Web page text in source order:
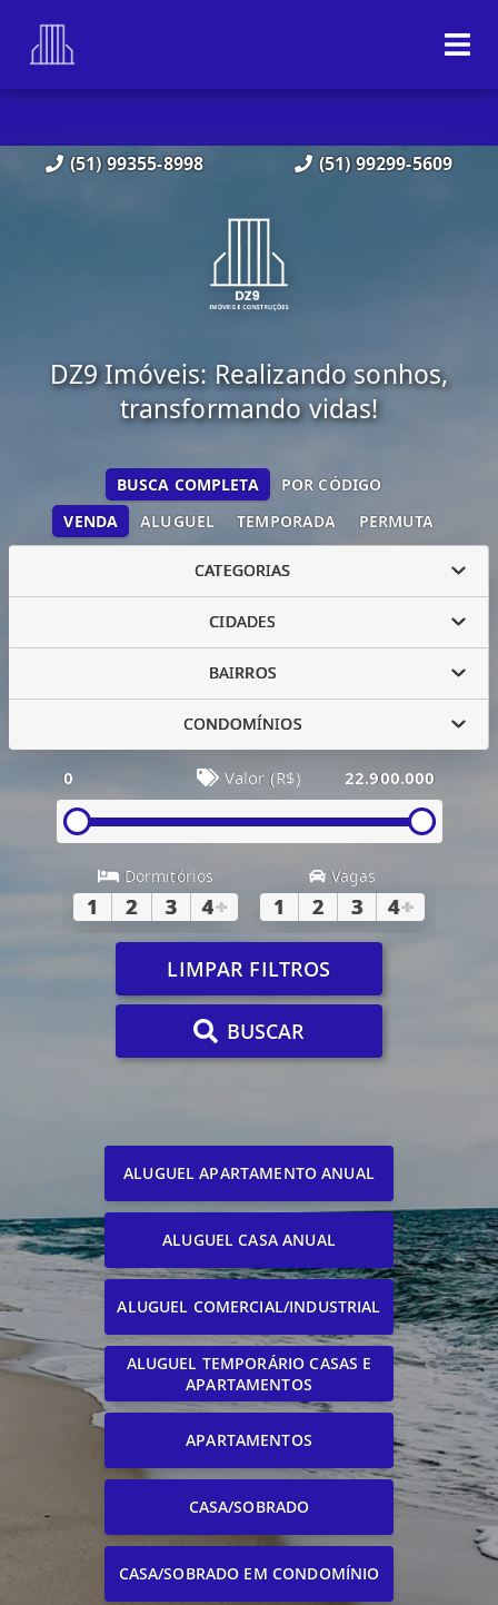
(51) 99355-8998 (51) 99299-5609
DZ9 Imóveis: Realizando sonhos,
transformando vidas!
VENDA ALUGUEL TEMPORADA PERMUTA
BUSCA COMPLETA POR CÓDIGO
CATEGORIAS
CIDADES
BAIRROS
CONDOMÍNIOS
0 Valor (R$) 22.900.000
Dormitórios
1 2 3 4+
Vagas
1 2 3 4+
LIMPAR FILTROS
BUSCAR
ALUGUEL APARTAMENTO ANUAL
ALUGUEL CASA ANUAL
ALUGUEL COMERCIAL/INDUSTRIAL
ALUGUEL TEMPORÁRIO CASAS E
APARTAMENTOS
APARTAMENTOS
CASA/SOBRADO
CASA/SOBRADO EM CONDOMÍNIO